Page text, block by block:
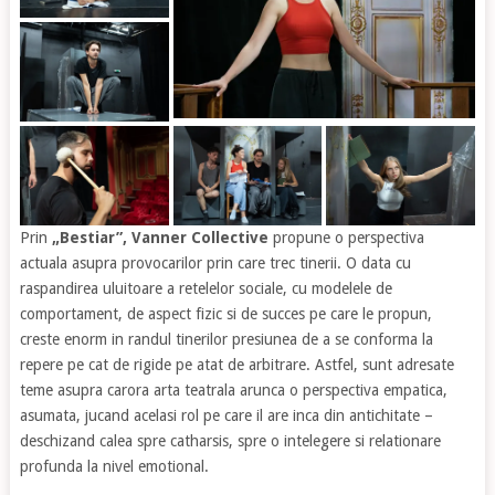
Prin „Bestiar”, Vanner Collective propune o perspectiva
actuala asupra provocarilor prin care trec tinerii. O data cu
raspandirea uluitoare a retelelor sociale, cu modelele de
comportament, de aspect fizic si de succes pe care le propun,
creste enorm in randul tinerilor presiunea de a se conforma la
repere pe cat de rigide pe atat de arbitrare. Astfel, sunt adresate
teme asupra carora arta teatrala arunca o perspectiva empatica,
asumata, jucand acelasi rol pe care il are inca din antichitate –
deschizand calea spre catharsis, spre o intelegere si relationare
profunda la nivel emotional.